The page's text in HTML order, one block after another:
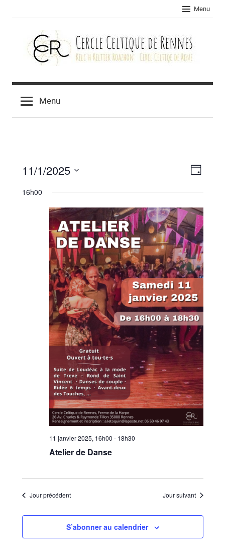
Menu
Cercle
celtique
Menu
par
Jour
11/1/2025
16h00
11 janvier 2025, 16h00 - 18h30
Atelier de Danse
Jour précédent Jour suivant
S’abonner au calendrier